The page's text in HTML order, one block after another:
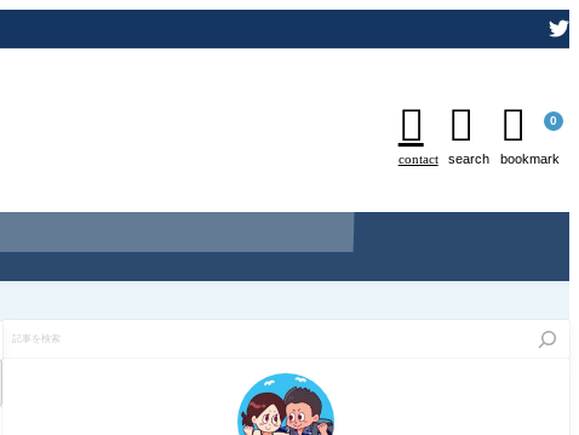

contact

search
 0
bookmark
を